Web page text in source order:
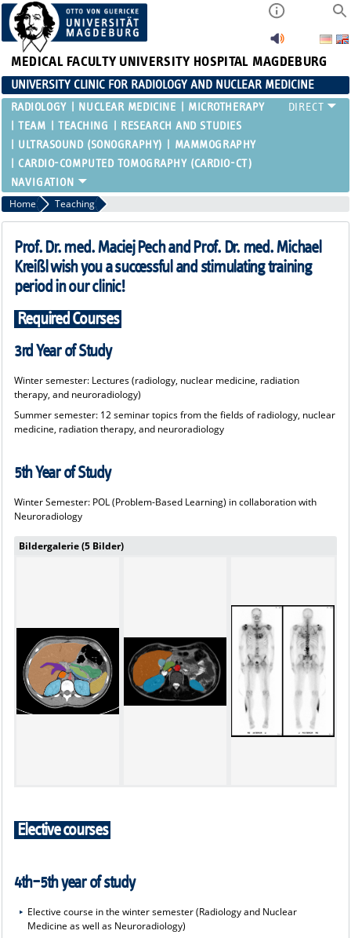
MEDICAL FACULTY UNIVERSITY HOSPITAL MAGDEBURG
UNIVERSITY CLINIC FOR RADIOLOGY AND NUCLEAR MEDICINE
RADIOLOGY NUCLEAR MEDICINE
MICROTHERAPY
TEAM
TEACHING
RESEARCH AND STUDIES
ULTRASOUND (SONOGRAPHY)
MAMMOGRAPHY
CARDIO-COMPUTED TOMOGRAPHY (CARDIO-CT)
Home Teaching
Prof. Dr. med. Maciej Pech and Prof. Dr. med. Michael
Kreißl wish you a successful and stimulating training
period in our clinic!
Required Courses
3rd Year of Study
Winter semester: Lectures (radiology, nuclear medicine, radiation
therapy, and neuroradiology)
Summer semester: 12 seminar topics from the fields of radiology, nuclear
medicine, radiation therapy, and neuroradiology
5th Year of Study
Winter Semester: POL (Problem-Based Learning) in collaboration with
Neuroradiology
Bildergalerie (5 Bilder)
Elective courses
4th–5th year of study
Elective course in the winter semester (Radiology and Nuclear
Medicine as well as Neuroradiology)